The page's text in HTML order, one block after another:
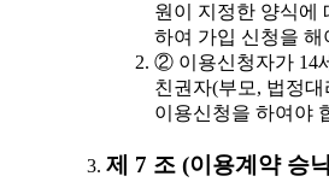
원이 지정한 양식에
하여 가입 신청을 해
② 이용신청자가 14
친권자(부모, 법정
이용신청을 하여야
제 7 조 (이용계약 승